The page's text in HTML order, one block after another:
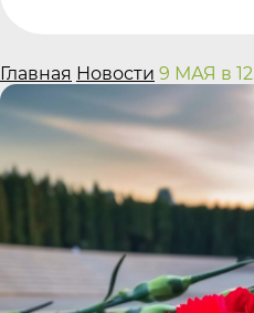
Главная Новости 9 МАЯ в